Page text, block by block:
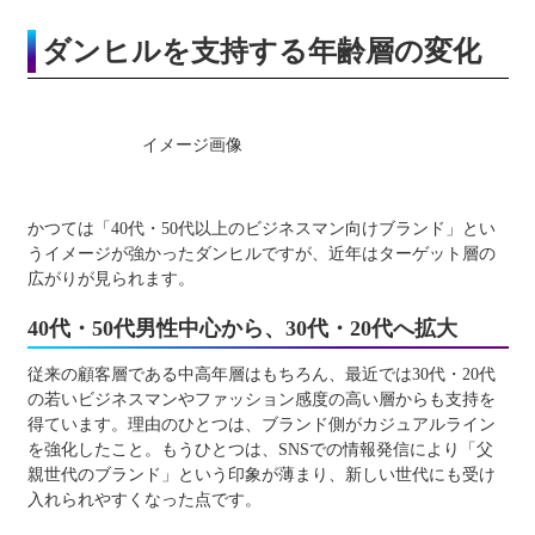
ダンヒルを支持する年齢層の変化
イメージ画像
かつては「40代・50代以上のビジネスマン向けブランド」とい
うイメージが強かったダンヒルですが、近年はターゲット層の
広がりが見られます。
40代・50代男性中心から、30代・20代へ拡大
従来の顧客層である中高年層はもちろん、最近では30代・20代
の若いビジネスマンやファッション感度の高い層からも支持を
得ています。理由のひとつは、ブランド側がカジュアルライン
を強化したこと。もうひとつは、SNSでの情報発信により「父
親世代のブランド」という印象が薄まり、新しい世代にも受け
入れられやすくなった点です。